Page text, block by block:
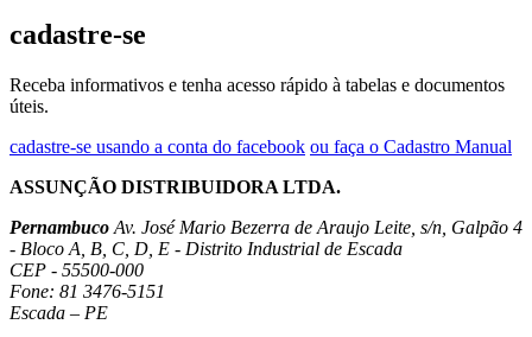
cadastre-se
Receba informativos e tenha acesso rápido à tabelas e documentos
úteis.
cadastre-se usando a conta do facebook ou faça o Cadastro Manual
ASSUNÇÃO DISTRIBUIDORA LTDA.
Pernambuco Av. José Mario Bezerra de Araujo Leite, s/n, Galpão 4
- Bloco A, B, C, D, E - Distrito Industrial de Escada
CEP - 55500-000
Fone: 81 3476-5151
Escada – PE